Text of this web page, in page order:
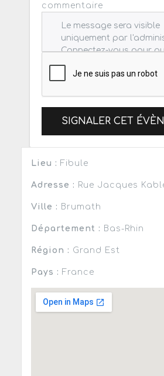
commentaire
SIGNALER CET
Lieu : Fibule
Adresse : Rue Jacques
Ville : Brumath
Département : Bas-Rhin
Région : Grand Est
Pays : France